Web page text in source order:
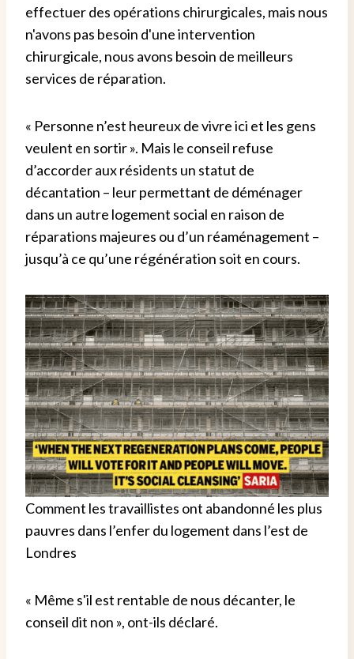
effectuer des opérations chirurgicales, mais nous
n'avons pas besoin d'une intervention
chirurgicale, nous avons besoin de meilleurs
services de réparation.
« Personne n’est heureux de vivre ici et les gens
veulent en sortir ». Mais le conseil refuse
d’accorder aux résidents un statut de
décantation – leur permettant de déménager
dans un autre logement social en raison de
réparations majeures ou d’un réaménagement – ​​
jusqu’à ce qu’une régénération soit en cours.
Comment les travaillistes ont abandonné les plus
pauvres dans l’enfer du logement dans l’est de
Londres
« Même s'il est rentable de nous décanter, le
conseil dit non », ont-ils déclaré.